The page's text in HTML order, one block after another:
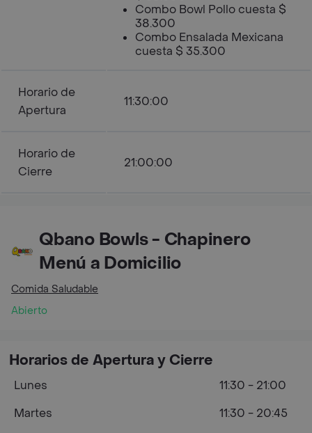
Combo Bowl Pollo cuesta $
38.300
Combo Ensalada Mexicana
cuesta $ 35.300
Horario de
Apertura
11:30:00
Horario de
Cierre
21:00:00
Qbano Bowls - Chapinero
Menú a Domicilio
Comida Saludable
Abierto
Horarios de Apertura y Cierre
Lunes
11:30 - 21:00
Martes
11:30 - 20:45